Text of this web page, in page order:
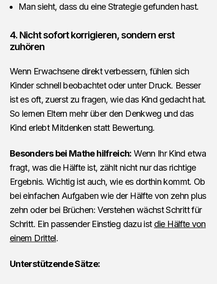
Man sieht, dass du eine Strategie gefunden hast.
4. Nicht sofort korrigieren, sondern erst
zuhören
Wenn Erwachsene direkt verbessern, fühlen sich
Kinder schnell beobachtet oder unter Druck. Besser
ist es oft, zuerst zu fragen, wie das Kind gedacht hat.
So lernen Eltern mehr über den Denkweg und das
Kind erlebt Mitdenken statt Bewertung.
Besonders bei Mathe hilfreich: Wenn Ihr Kind etwa
fragt, was die Hälfte ist, zählt nicht nur das richtige
Ergebnis. Wichtig ist auch, wie es dorthin kommt. Ob
bei einfachen Aufgaben wie der Hälfte von zehn plus
zehn oder bei Brüchen: Verstehen wächst Schritt für
Schritt. Ein passender Einstieg dazu ist die Hälfte von
einem Drittel.
Unterstützende Sätze: